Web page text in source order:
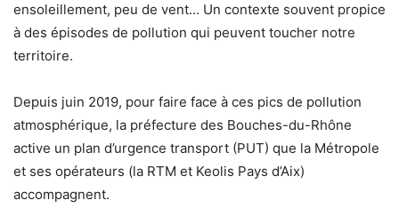
ensoleillement, peu de vent… Un contexte souvent propice
à des épisodes de pollution qui peuvent toucher notre
territoire.
Depuis juin 2019, pour faire face à ces pics de pollution
atmosphérique, la préfecture des Bouches-du-Rhône
active un plan d’urgence transport (PUT) que la Métropole
et ses opérateurs (la RTM et Keolis Pays d’Aix)
accompagnent.